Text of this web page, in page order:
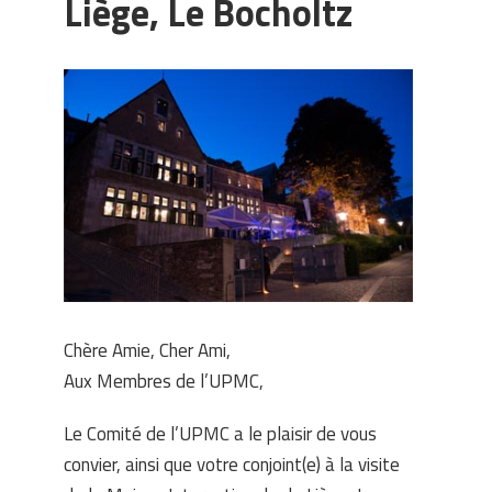
Liège, Le Bocholtz
Chère Amie, Cher Ami,
Aux Membres de l’UPMC,
Le Comité de l’UPMC a le plaisir de vous
convier, ainsi que votre conjoint(e) à la visite